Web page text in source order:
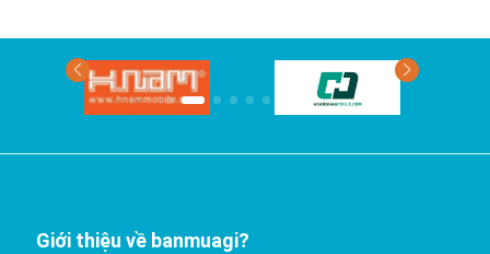
Giới thiệu về banmuagi?